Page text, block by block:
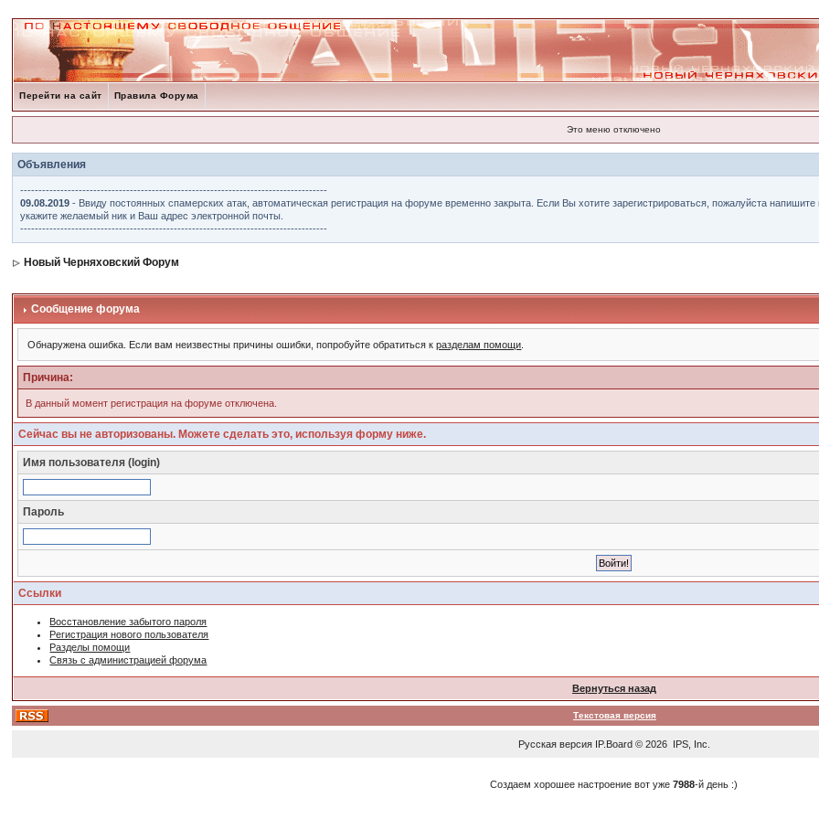
Перейти на сайт Правила Форума
Это меню отключено
Объявления
------------------------------------------------------------------------------------
09.08.2019 - Ввиду постоянных спамерских атак, автоматическая регистрация на форуме временно закрыта. Если Вы хотите зарегистрироваться, пожалуйста
укажите желаемый ник и Ваш адрес электронной почты.
------------------------------------------------------------------------------------
Новый Черняховский Форум
Сообщение форума
Обнаружена ошибка. Если вам неизвестны причины ошибки, попробуйте обратиться кразделам помощи
Причина:
В данный момент регистрация на форуме отключена.
Сейчас вы не авторизованы. Можете сделать это, используя форму ниже.
Имя пользователя (login)
Пароль
Ссылки
Восстановление забытого пароля
Регистрация нового пользователя
Разделы помощи
Связь с администрацией форума
Вернуться назад
Текстовая версия
Русская версия IP.Board© 2026 IPS, Inc
Создаем хорошее настроение вот уже7988-й день :)